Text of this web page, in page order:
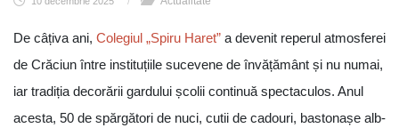
De câțiva ani, Colegiul „Spiru Haret” a devenit reperul atmosferei
de Crăciun între instituțiile sucevene de învățământ și nu numai,
iar tradiția decorării gardului școlii continuă spectaculos. Anul
acesta, 50 de spărgători de nuci, cutii de cadouri, bastonașe alb-